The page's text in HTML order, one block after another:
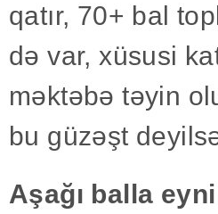
qatır, 70+ bal
də var, xüsusi
məktəbə təyin
bu güzəşt
Aşağı balla